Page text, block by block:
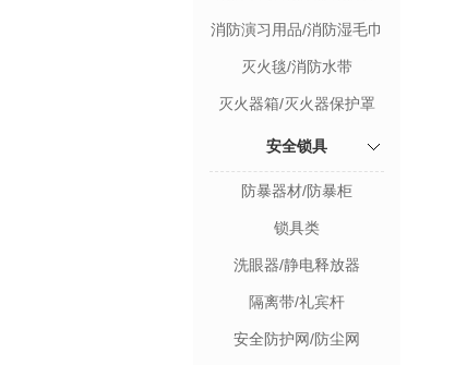
消防演习用品/消防湿毛巾
灭火毯/消防水带
灭火器箱/灭火器保护罩
安全锁具
防暴器材/防暴柜
锁具类
洗眼器/静电释放器
隔离带/礼宾杆
安全防护网/防尘网